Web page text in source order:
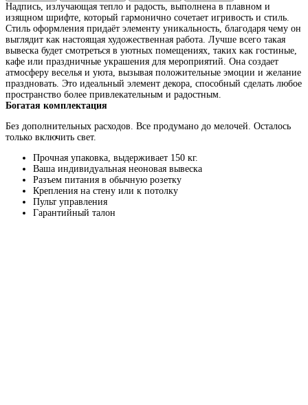
Надпись, излучающая тепло и радость, выполнена в плавном и
изящном шрифте, который гармонично сочетает игривость и стиль.
Стиль оформления придаёт элементу уникальность, благодаря чему он
выглядит как настоящая художественная работа. Лучше всего такая
вывеска будет смотреться в уютных помещениях, таких как гостиные,
кафе или праздничные украшения для мероприятий. Она создает
атмосферу веселья и уюта, вызывая положительные эмоции и желание
праздновать. Это идеальный элемент декора, способный сделать любое
пространство более привлекательным и радостным.
Богатая комплектация
Без дополнительных расходов. Все продумано до мелочей. Осталось
только включить свет.
Прочная упаковка, выдерживает 150 кг.
Ваша индивидуальная неоновая вывеска
Разъем питания в обычную розетку
Крепления на стену или к потолку
Пульт управления
Гарантийный талон